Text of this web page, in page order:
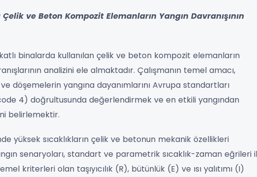
ve Beton Kompozit Elemanların Yangın Davranışının
binalarda kullanılan çelik ve beton kompozit elemanların
analizini ele almaktadır. Çalışmanın temel amacı,
döşemelerin yangına dayanımlarını Avrupa standartları
4) doğrultusunda değerlendirmek ve en etkili yangından
belirlemektir.
yüksek sıcaklıkların çelik ve betonun mekanik özellikleri
senaryoları, standart ve parametrik sıcaklık-zaman eğrileri
kriterleri olan taşıyıcılık (R), bütünlük (E) ve ısı yalıtımı (I)